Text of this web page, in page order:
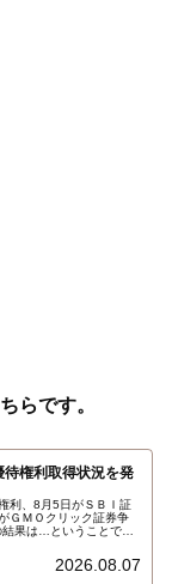
らです。
待権利取得状況を発
利、8月5日がＳＢＩ証
ＧＭＯクリック証券争
結果は…ということで、
状況はこちらです…
2026.08.07